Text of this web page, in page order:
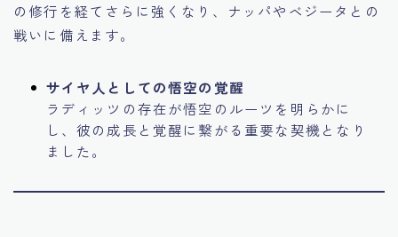
の修行を経てさらに強くなり、ナッパやベジータとの
戦いに備えます。
サイヤ人としての悟空の覚醒
ラディッツの存在が悟空のルーツを明らかに
し、彼の成長と覚醒に繋がる重要な契機となり
ました。